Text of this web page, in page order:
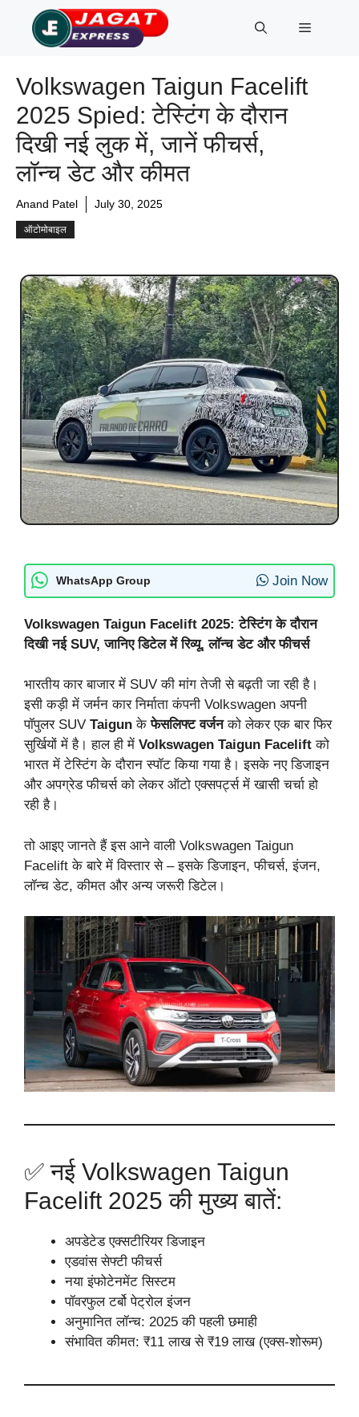
content
Menu
Volkswagen Taigun Facelift
2025 Spied: टेस्टिंग के दौरान
दिखी नई लुक में, जानें फीचर्स,
लॉन्च डेट और कीमत
Anand Patel July 30, 2025
ऑटोमोबाइल
WhatsApp Group Join Now
Volkswagen Taigun Facelift 2025: टेस्टिंग के दौरान
दिखी नई SUV, जानिए डिटेल में रिव्यू, लॉन्च डेट और फीचर्स
भारतीय कार बाजार में SUV की मांग तेजी से बढ़ती जा रही है।
इसी कड़ी में जर्मन कार निर्माता कंपनी Volkswagen अपनी
पॉपुलर SUV Taigun केफेसलिफ्ट वर्जनको लेकर एक बार फिर
सुर्खियों में है। हाल ही में Volkswagen Taigun Facelift को
भारत में टेस्टिंग के दौरान स्पॉट किया गया है। इसके नए डिजाइन
और अपग्रेड फीचर्स को लेकर ऑटो एक्सपर्ट्स में खासी चर्चा हो
रही है।
तो आइए जानते हैं इस आने वाली Volkswagen Taigun
Facelift के बारे में विस्तार से – इसके डिजाइन, फीचर्स, इंजन,
लॉन्च डेट, कीमत और अन्य जरूरी डिटेल।
✅ नई Volkswagen Taigun
Facelift 2025 की मुख्य बातें:
अपडेटेड एक्सटीरियर डिजाइन
एडवांस सेफ्टी फीचर्स
नया इंफोटेनमेंट सिस्टम
पॉवरफुल टर्बो पेट्रोल इंजन
अनुमानित लॉन्च: 2025 की पहली छमाही
संभावित कीमत: ₹11 लाख से ₹19 लाख (एक्स-शोरूम)